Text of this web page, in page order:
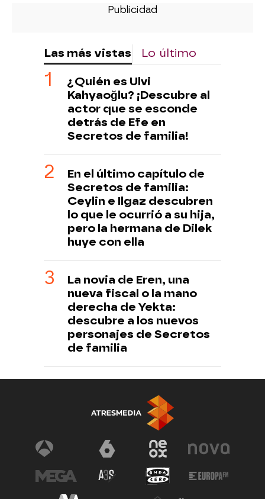
Las más vistas Lo último
¿Quién es Ulvi
Kahyaoğlu? ¡Descubre al
actor que se esconde
detrás de Efe en
Secretos de familia!
En el último capítulo de
Secretos de familia:
Ceylin e Ilgaz descubren
lo que le ocurrió a su hija,
pero la hermana de Dilek
huye con ella
La novia de Eren, una
nueva fiscal o la mano
derecha de Yekta:
descubre a los nuevos
personajes de Secretos
de familia